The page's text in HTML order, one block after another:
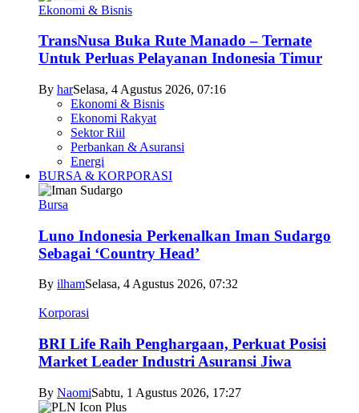
Ekonomi & Bisnis
TransNusa Buka Rute Manado – Ternate
Untuk Perluas Pelayanan Indonesia Timur
By harSelasa, 4 Agustus 2026, 07:16
Ekonomi & Bisnis
Ekonomi Rakyat
Sektor Riil
Perbankan & Asuransi
Energi
BURSA & KORPORASI
Bursa
Luno Indonesia Perkenalkan Iman Sudargo
Sebagai ‘Country Head’
By ilhamSelasa, 4 Agustus 2026, 07:32
Korporasi
BRI Life Raih Penghargaan, Perkuat Posisi
Market Leader Industri Asuransi Jiwa
By NaomiSabtu, 1 Agustus 2026, 17:27